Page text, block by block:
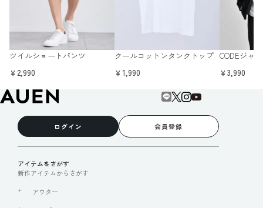
ツイルショートパンツ
￥2,990
クールコットンタンクトップ
￥1,990
CODEジャ
￥3,990
ログイン 会員登録
アイテムをさがす
新作アイテムからさがす
アウター